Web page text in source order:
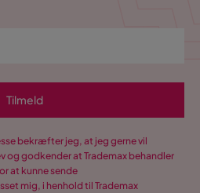
Tilmeld
bekræfter jeg, at jeg gerne vil
og godkender at Trademax behandler
at kunne sende
mig, i henhold til Trademax